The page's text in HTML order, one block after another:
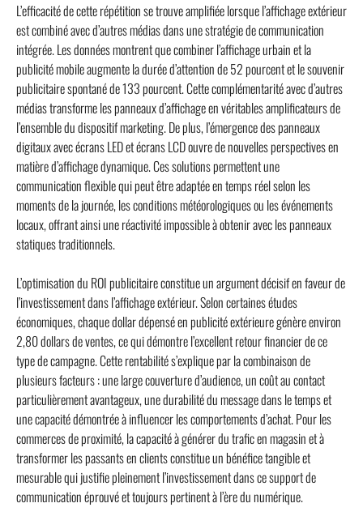
L’efficacité de cette répétition se trouve amplifiée lorsque l’affichage extérieur
est combiné avec d’autres médias dans une stratégie de communication
intégrée. Les données montrent que combiner l’affichage urbain et la
publicité mobile augmente la durée d’attention de 52 pourcent et le souvenir
publicitaire spontané de 133 pourcent. Cette complémentarité avec d’autres
médias transforme les panneaux d’affichage en véritables amplificateurs de
l’ensemble du dispositif marketing. De plus, l’émergence des panneaux
digitaux avec écrans LED et écrans LCD ouvre de nouvelles perspectives en
matière d’affichage dynamique. Ces solutions permettent une
communication flexible qui peut être adaptée en temps réel selon les
moments de la journée, les conditions météorologiques ou les événements
locaux, offrant ainsi une réactivité impossible à obtenir avec les panneaux
statiques traditionnels.
L’optimisation du ROI publicitaire constitue un argument décisif en faveur de
l’investissement dans l’affichage extérieur. Selon certaines études
économiques, chaque dollar dépensé en publicité extérieure génère environ
2,80 dollars de ventes, ce qui démontre l’excellent retour financier de ce
type de campagne. Cette rentabilité s’explique par la combinaison de
plusieurs facteurs : une large couverture d’audience, un coût au contact
particulièrement avantageux, une durabilité du message dans le temps et
une capacité démontrée à influencer les comportements d’achat. Pour les
commerces de proximité, la capacité à générer du trafic en magasin et à
transformer les passants en clients constitue un bénéfice tangible et
mesurable qui justifie pleinement l’investissement dans ce support de
communication éprouvé et toujours pertinent à l’ère du numérique.